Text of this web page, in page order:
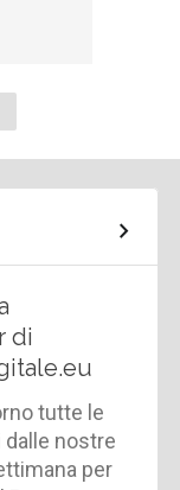
di
tutte le
nostre
per